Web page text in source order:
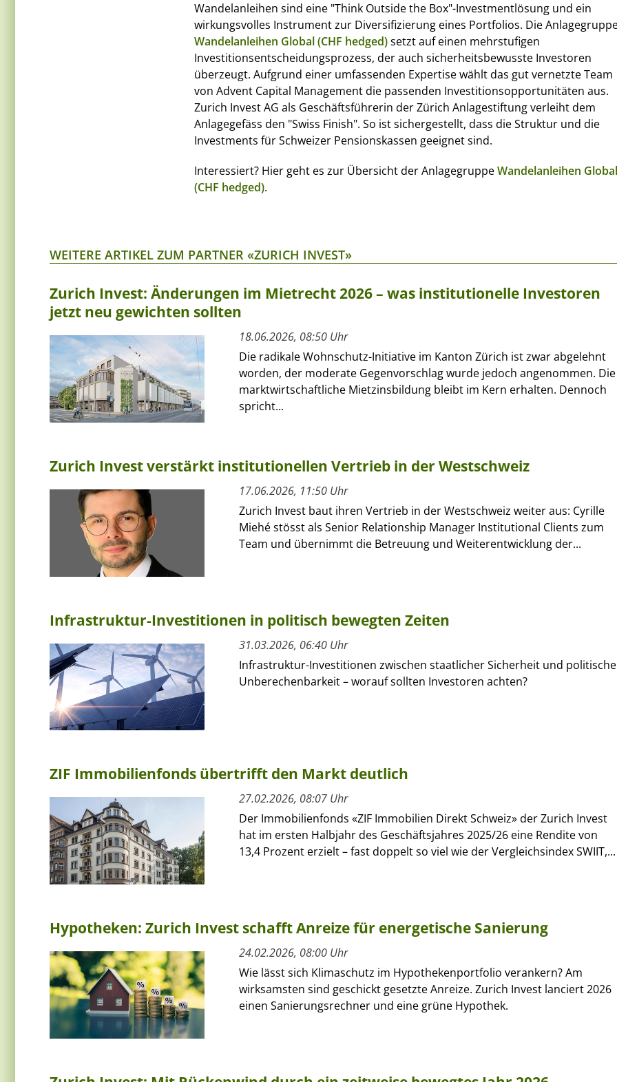
Wandelanleihen sind eine "Think Outside the Box"-Investmentlösung und ein
wirkungsvolles Instrument zur Diversifizierung eines Portfolios. Die
Wandelanleihen Global (CHF hedged)setzt auf einen mehrstufigen
Investitionsentscheidungsprozess, der auch sicherheitsbewusste Investoren
überzeugt. Aufgrund einer umfassenden Expertise wählt das gut vernetzte Team
von Advent Capital Management die passenden Investitionsopportunitäten aus.
Zurich Invest AG als Geschäftsführerin der Zürich Anlagestiftung verleiht dem
Anlagegefäss den "Swiss Finish". So ist sichergestellt, dass die Struktur und die
Investments für Schweizer Pensionskassen geeignet sind.
Interessiert? Hier geht es zur Übersicht der AnlagegruppeWandelanleihen Global
(CHF hedged).
WEITERE ARTIKEL ZUM PARTNER «ZURICH INVEST»
Zurich Invest: Änderungen im Mietrecht 2026 – was institutionelle Investoren
jetzt neu gewichten sollten
18.06.2026, 08:50 Uhr
Die radikale Wohnschutz-Initiative im Kanton Zürich ist zwar abgelehnt
worden, der moderate Gegenvorschlag wurde jedoch angenommen. Die
marktwirtschaftliche Mietzinsbildung bleibt im Kern erhalten. Dennoch
spricht...
Zurich Invest verstärkt institutionellen Vertrieb in der Westschweiz
17.06.2026, 11:50 Uhr
Zurich Invest baut ihren Vertrieb in der Westschweiz weiter aus: Cyrille
Miehé stösst als Senior Relationship Manager Institutional Clients zum
Team und übernimmt die Betreuung und Weiterentwicklung der...
Infrastruktur-Investitionen in politisch bewegten Zeiten
31.03.2026, 06:40 Uhr
Infrastruktur-Investitionen zwischen staatlicher Sicherheit und
Unberechenbarkeit – worauf sollten Investoren achten?
ZIF Immobilienfonds übertrifft den Markt deutlich
27.02.2026, 08:07 Uhr
Der Immobilienfonds «ZIF Immobilien Direkt Schweiz» der Zurich Invest
hat im ersten Halbjahr des Geschäftsjahres 2025/26 eine Rendite von
13,4 Prozent erzielt – fast doppelt so viel wie der Vergleichsindex SWIIT,...
Hypotheken: Zurich Invest schafft Anreize für energetische Sanierung
24.02.2026, 08:00 Uhr
Wie lässt sich Klimaschutz im Hypothekenportfolio verankern? Am
wirksamsten sind geschickt gesetzte Anreize. Zurich Invest lanciert 2026
einen Sanierungsrechner und eine grüne Hypothek.